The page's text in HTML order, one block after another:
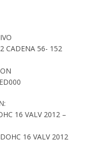
CADENA 56- 152
16 VALV 2012 –
16 VALV 2012